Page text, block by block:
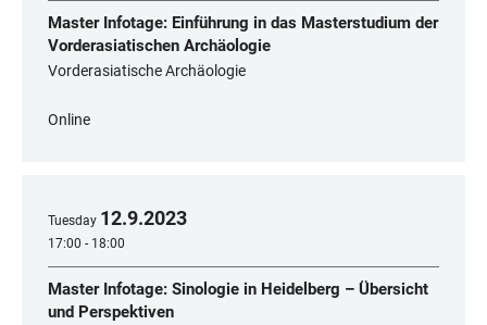
Master Infotage: Einführung in das Masterstudium der
Vorderasiatischen Archäologie
Vorderasiatische Archäologie
Online
Tuesday 12.9.2023
17:00 - 18:00
Master Infotage: Sinologie in Heidelberg – Übersicht
und Perspektiven